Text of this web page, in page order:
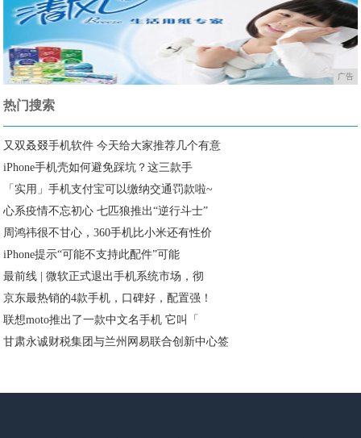
广告
热门搜索
又双叒叕手机软件 今天给大家推荐几个有意
iPhone手机壳如何避免踩坑？这三款手
「实用」手机支付宝可以缴纳交通罚款啦~
心系疫情不忘初心 七匹狼推出“逆行斗士”
周鸿祎很不甘心，360手机比小米还有性价
iPhone提示“可能不支持此配件”可能
最前线 | 微软正式退出手机系统市场，彻
京东最热销的4款手机，口碑好，配置强！
联想moto推出了一款中文名手机 它叫「
甘肃永诚财税集团与兰州网易联合创新中心签